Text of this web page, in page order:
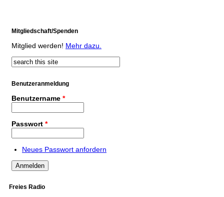
Mitgliedschaft/Spenden
Mitglied werden! Mehr dazu.
Suchformular
Suche
Benutzeranmeldung
Benutzername *
Passwort *
Neues Passwort anfordern
Freies Radio